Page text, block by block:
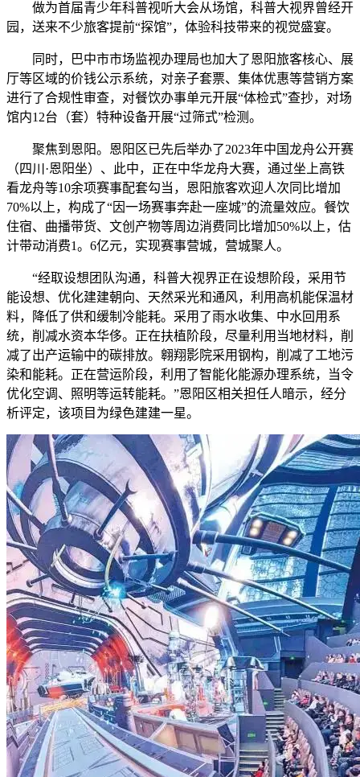
做为首届青少年科普视听大会从场馆，科普大视界曾经开
园，送来不少旅客提前“探馆”，体验科技带来的视觉盛宴。
同时，巴中市市场监视办理局也加大了恩阳旅客核心、展
厅等区域的价钱公示系统，对亲子套票、集体优惠等营销方案
进行了合规性审查，对餐饮办事单元开展“体检式”查抄，对场
馆内12台（套）特种设备开展“过筛式”检测。
聚焦到恩阳。恩阳区已先后举办了2023年中国龙舟公开赛
（四川·恩阳坐）、此中，正在中华龙舟大赛，通过坐上高铁
看龙舟等10余项赛事配套勾当，恩阳旅客欢迎人次同比增加
70%以上，构成了“因一场赛事奔赴一座城”的流量效应。餐饮
住宿、曲播带货、文创产物等周边消费同比增加50%以上，估
计带动消费1。6亿元，实现赛事营城，营城聚人。
“经取设想团队沟通，科普大视界正在设想阶段，采用节
能设想、优化建建朝向、天然采光和通风，利用高机能保温材
料，降低了供和缓制冷能耗。采用了雨水收集、中水回用系
统，削减水资本华侈。正在扶植阶段，尽量利用当地材料，削
减了出产运输中的碳排放。翱翔影院采用钢构，削减了工地污
染和能耗。正在营运阶段，利用了智能化能源办理系统，当令
优化空调、照明等运转能耗。”恩阳区相关担任人暗示，经分
析评定，该项目为绿色建建一星。